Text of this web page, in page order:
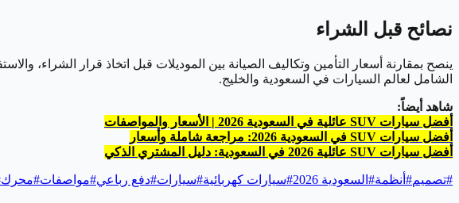
نصائح قبل الشراء
ينصح بمقارنة أسعار التأمين وتكاليف الصيانة بين الموديلات قبل اتخاذ قرار الشراء،
الشامل لعالم السيارات في السعودية والخليج.
شاهد أيضاً:
أفضل سيارات SUV عائلية في السعودية 2026 | الأسعار والمواصفات
أفضل سيارات SUV في السعودية 2026: مراجعة شاملة وأسعار
أفضل سيارات SUV عائلية 2026 في السعودية: دليل المشتري الذكي
#تصميم# أنظمة# السعودية 2026 #سيارات كهربائية#سيارات#دفع رباعي#مواصفات#محرك